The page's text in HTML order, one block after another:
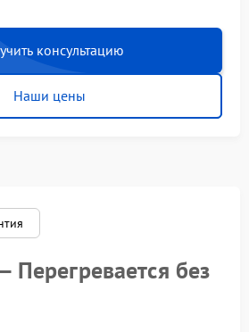
консультацию
Наши цены
без